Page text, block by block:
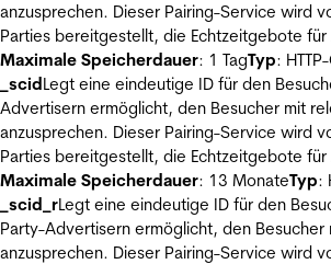
anzusprechen. Dieser Pairing-Service wird
Parties bereitgestellt, die Echtzeitgebote
Maximale Speicherdauer: 1 TagTyp:
_scidLegt eine eindeutige ID für den
Advertisern ermöglicht, den Besucher mit
anzusprechen. Dieser Pairing-Service wird
Parties bereitgestellt, die Echtzeitgebote
Maximale Speicherdauer: 13 MonateTyp:
_scid_rLegt eine eindeutige ID für den
Party-Advertisern ermöglicht, den
anzusprechen. Dieser Pairing-Service wird